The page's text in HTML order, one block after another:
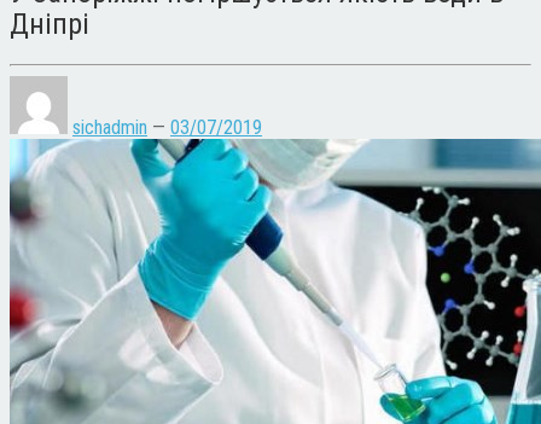
Дніпрі
sichadmin — 03/07/2019